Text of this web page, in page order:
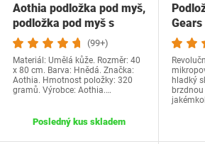
Aothia podložka pod myš,
podložka pod myš s
kožou a…
(99+)
Materiál: Umělá kůže. Rozměr: 40
x 80 cm. Barva: Hnědá. Značka:
Aothia. Hmotnost položky: 320
gramů. Výrobce: Aothia.…
Posledný kus skladem
hladký